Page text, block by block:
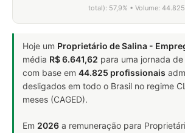
total): 57,9% • Volume: 44.825
Hoje um Proprietário de Salina -
média R$ 6.641,62 para uma jornada de
com base em 44.825 profissionais
desligados em todo o Brasil no regime
meses (CAGED).
Em 2026 a remuneração para